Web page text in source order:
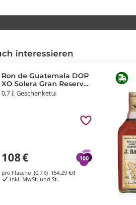
interessieren
Ron de Guatemala DOP
XO Solera Gran Reserva
Especial Ron Zacapa
0,7 ℓ, Geschenketui
108€
pro Flasche (0,7 ℓ) 154,29 €/ℓ
Inkl. MwSt. und St.